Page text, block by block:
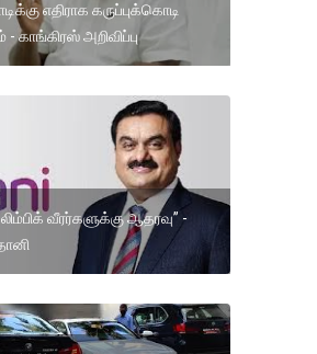
எதிராக கருப்புக்கொடி
காங்கிரஸ் அறிவிப்பு
வீரர்களுக்கு ஆதரவு” -